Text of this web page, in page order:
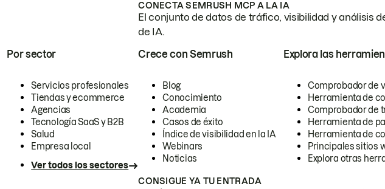
CONECTA SEMRUSH MCP A LA IA
El conjunto de datos de tráfico, visibilidad y análisis
de IA.
Por sector
Servicios profesionales
Tiendas y ecommerce
Agencias
Tecnología SaaS y B2B
Salud
Empresa local
Ver todos los sectores
Crece con Semrush
Blog
Conocimiento
Academia
Casos de éxito
Índice de visibilidad en la IA
Webinars
Noticias
Explora las
Comprobador de
Herramienta de
Comprobador de
Herramienta de
Herramienta de
Principales sitios
Explora otras
CONSIGUE YA TU ENTRADA